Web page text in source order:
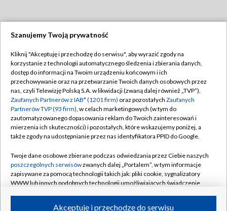
TVP
Abonament TVP
Emisja w TVP
Centrum informacji TVP
Naziemna Telewizja Cyfrowa
Rada Programowa
System NOS
Informacje o nadawcy
Regulamin TVP
Polityka prywatności
Moje zgody
Pomoc
Kontakt
Kanały
Szanujemy Twoją prywatność
Kliknij "Akceptuję i przechodzę do serwisu", aby wyrazić zgody na
korzystanie z technologii automatycznego śledzenia i zbierania danych,
dostęp do informacji na Twoim urządzeniu końcowym i ich
przechowywanie oraz na przetwarzanie Twoich danych osobowych przez
nas, czyli Telewizję Polską S.A. w likwidacji (zwaną dalej również „TVP”),
Zaufanych Partnerów z IAB* (1201 firm) oraz pozostałych Zaufanych
Partnerów TVP (93 firm), w celach marketingowych (w tym do
zautomatyzowanego dopasowania reklam do Twoich zainteresowań i
mierzenia ich skuteczności) i pozostałych, które wskazujemy poniżej, a
także zgody na udostępnianie przez nas identyfikatora PPID do Google.
Twoje dane osobowe zbierane podczas odwiedzania przez Ciebie naszych
poszczególnych serwisówzwanych dalej „Portalem”, w tym informacje
zapisywane za pomocą technologii takich jak: pliki cookie, sygnalizatory
WWW lub innych podobnych technologii umożliwiających świadczenie
Akceptuję i przechodzę do serwisu